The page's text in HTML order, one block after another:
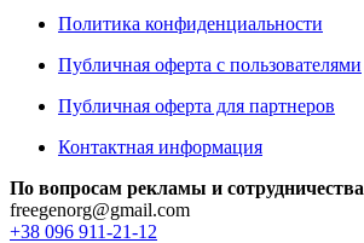
Политика конфиденциальности
Публичная оферта с пользователями
Публичная оферта для партнеров
Контактная информация
По вопросам рекламы и сотрудничества
freegenorg@gmail.com
+38 096 911-21-12